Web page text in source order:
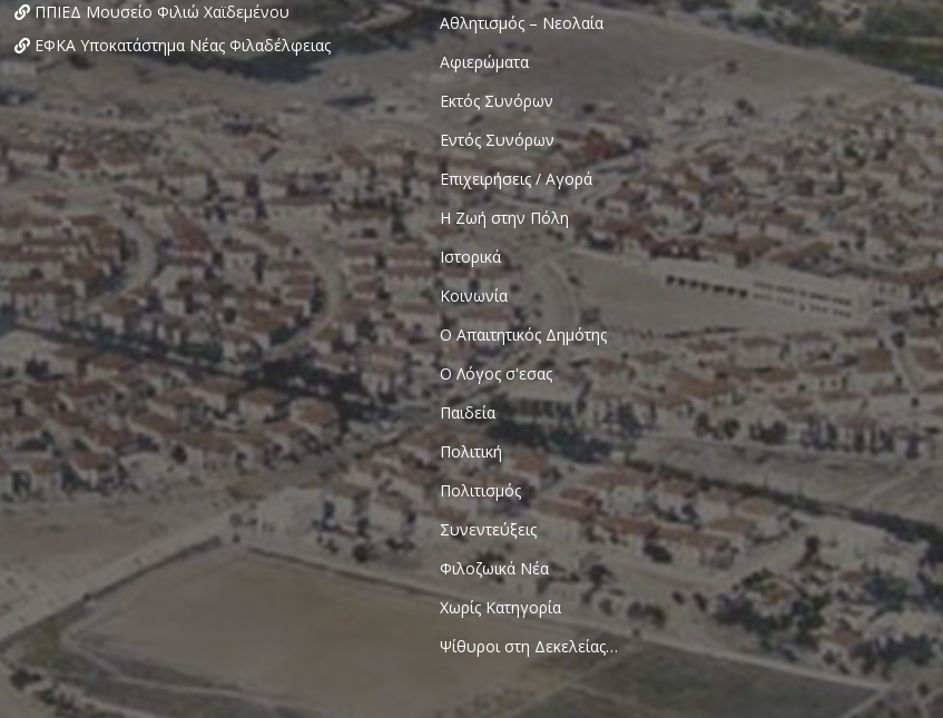
ΠΠΙΕΔ Μουσείο Φιλιώ Χαϊδεμένου
ΕΦΚΑ Υποκατάστημα Νέας Φιλαδέλφειας
Αθλητισμός – Νεολαία
Αφιερώματα
Εκτός Συνόρων
Εντός Συνόρων
Επιχειρήσεις / Αγορά
Η Ζωή στην Πόλη
Ιστορικά
Κοινωνία
Ο Απαιτητικός Δημότης
Ο Λόγος σ'εσας
Παιδεία
Πολιτική
Πολιτισμός
Συνεντεύξεις
Φιλοζωικά Νέα
Χωρίς Κατηγορία
Ψίθυροι στη Δεκελείας…